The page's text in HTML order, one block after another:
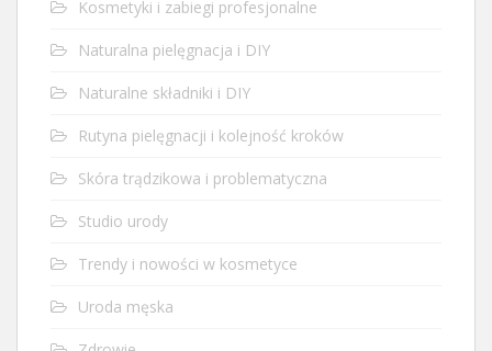
Kosmetyki i zabiegi profesjonalne
Naturalna pielęgnacja i DIY
Naturalne składniki i DIY
Rutyna pielęgnacji i kolejność kroków
Skóra trądzikowa i problematyczna
Studio urody
Trendy i nowości w kosmetyce
Uroda męska